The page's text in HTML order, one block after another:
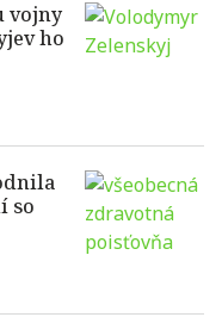
vojny
ho
so